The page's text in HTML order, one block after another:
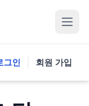
그인 회원 가입